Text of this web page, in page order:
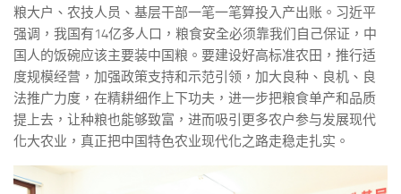
粮大户、农技人员、基层干部一笔一笔算投入产出账。习近平
强调，我国有14亿多人口，粮食安全必须靠我们自己保证，中
国人的饭碗应该主要装中国粮。要建设好高标准农田，推行适
度规模经营，加强政策支持和示范引领，加大良种、良机、良
法推广力度，在精耕细作上下功夫，进一步把粮食单产和品质
提上去，让种粮也能够致富，进而吸引更多农户参与发展现代
化大农业，真正把中国特色农业现代化之路走稳走扎实。